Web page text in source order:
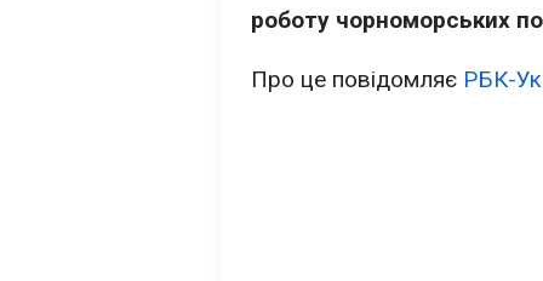
роботу чорноморських
Про це повідомляє РБК-